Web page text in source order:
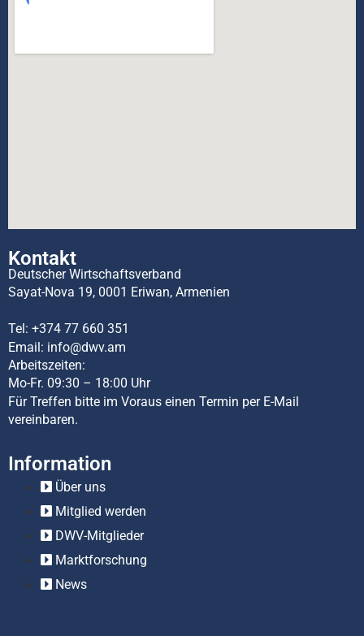
Kontakt
Deutscher Wirtschaftsverband
Sayat-Nova 19, 0001 Eriwan, Armenien
Tel: +374 77 660 351
Email: info@dwv.am
Arbeitszeiten:
Mo-Fr. 09:30 – 18:00 Uhr
Für Treffen bitte im Voraus einen Termin per E-Mail
vereinbaren.
Information
Über uns
Mitglied werden
DWV-Mitglieder
Marktforschung
News